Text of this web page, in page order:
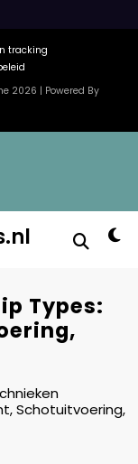
tracking
2026 | Powered By
Types:
Schotuitvoering,